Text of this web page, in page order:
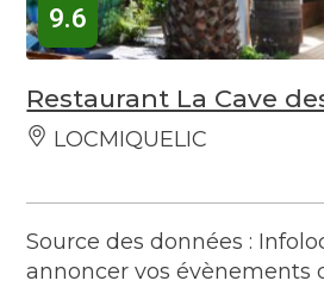
9.6
Restaurant La Cave
LOCMIQUELIC
Source des données :
annoncer vos évènements